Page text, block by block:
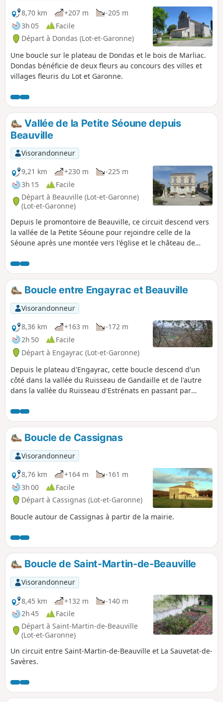
8,70 km
+207 m
-205 m
3h 05
Facile
Départ à Dondas (Lot-et-Garonne)
Une boucle sur le plateau de Dondas et le bois de Marliac.
Dondas bénéficie de deux fleurs au concours des villes et
villages fleuris du Lot et Garonne.
Vallée de la Petite Séoune depuis
Beauville
Visorandonneur
9,21 km
+230 m
-225 m
3h 15
Facile
Départ à Beauville (Lot-et-Garonne)
(Lot-et-Garonne)
Depuis le promontoire de Beauville, ce circuit descend vers
la vallée de la Petite Séoune pour rejoindre celle de la
Séoune après une montée vers l'église et le château de
Boucle entre Engayrac et Beauville
Visorandonneur
8,36 km
+163 m
-172 m
2h 50
Facile
Départ à Engayrac (Lot-et-Garonne)
Depuis le plateau d'Engayrac, cette boucle descend d'un
côté dans la vallée du Ruisseau de Gandaille et de l'autre
dans la vallée du Ruisseau d'Estrénats en passant par
Boucle de Cassignas
Visorandonneur
8,76 km
+164 m
-161 m
3h 00
Facile
Départ à Cassignas (Lot-et-Garonne)
Boucle autour de Cassignas à partir de la mairie.
Boucle de Saint-Martin-de-Beauville
Visorandonneur
8,45 km
+132 m
-140 m
2h 45
Facile
Départ à Saint-Martin-de-Beauville
(Lot-et-Garonne)
Un circuit entre Saint-Martin-de-Beauville et La Sauvetat-de-
Savères.